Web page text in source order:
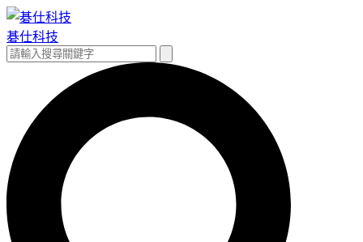
跳
至
主
碁仕科技
搜